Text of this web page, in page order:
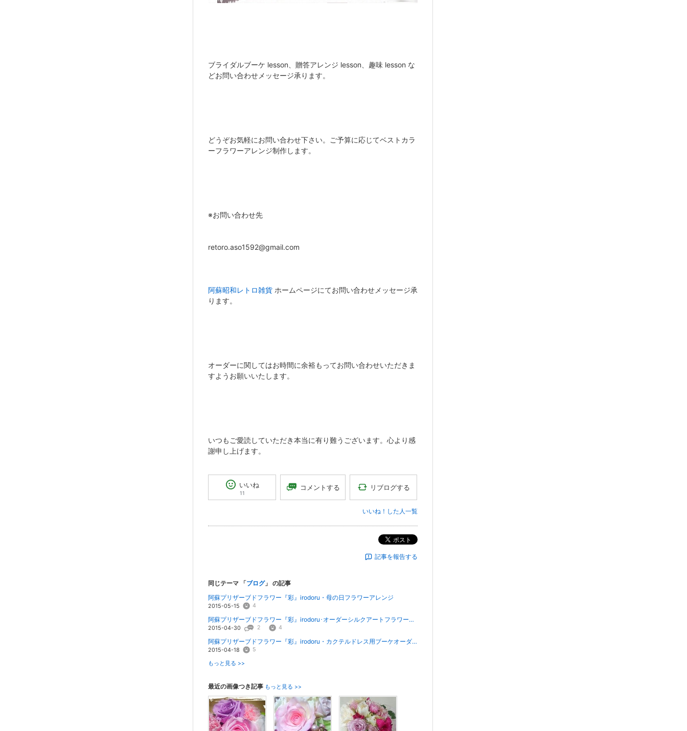
ブライダルブーケ lesson、贈答アレンジ lesson、趣味 lesson な
どお問い合わせメッセージ承ります。
どうぞお気軽にお問い合わせ下さい。ご予算に応じてベストカラ
ーフラワーアレンジ制作します。
※お問い合わせ先
retoro.aso1592@gmail.com
阿蘇昭和レトロ雑貨 ホームページにてお問い合わせメッセージ承
ります。
オーダーに関してはお時間に余裕もってお問い合わせいただきま
すようお願いいたします。
いつもご愛読していただき本当に有り難うございます。心より感
謝申し上げます。
いいね
11
コメントする リブログする
いいね！した人一覧
ポスト
記事を報告する
同じテーマ 「ブログ」 の記事
阿蘇プリザーブドフラワー『彩』irodoru・母の日フラワーアレンジ
2015-05-15 4
阿蘇プリザーブドフラワー『彩』irodoru･オーダーシルクアートフラワーアレンジ
2015-04-30 2 4
阿蘇プリザーブドフラワー『彩』irodoru・カクテルドレス用ブーケオーダー
2015-04-18 5
もっと見る >>
最近の画像つき記事 もっと見る >>